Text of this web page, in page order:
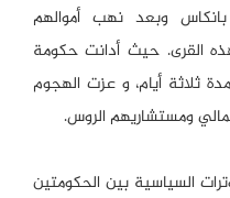
وبعد نهب أموالهم
القرى. حيث أدانت حكومة
ثلاثة أيام، و عزت الهجوم
ومستشاريهم الروس.
السياسية بين الحكومتين